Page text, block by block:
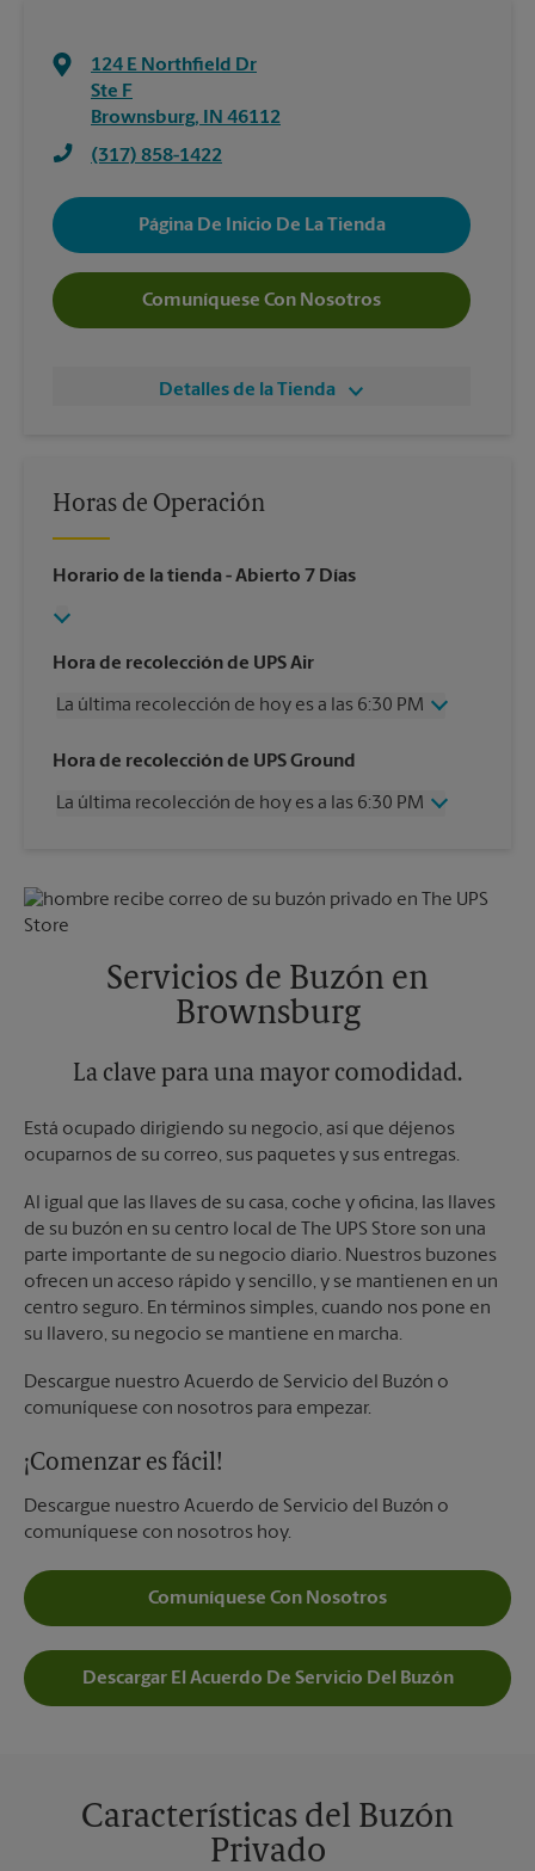
124 E Northfield Dr
Ste F
Brownsburg, IN 46112
(317) 858-1422
Página De Inicio De La Tienda
Comuníquese Con Nosotros
Detalles de la Tienda
Horas de Operación
Horario de la tienda - Abierto 7 Días
Hora de recolección de UPS Air
La última recolección de hoy es a las 6:30 PM
Miércoles
6:30 PM
Viernes
6:30 PM
Hora de recolección de UPS Ground
La última recolección de hoy es a las 6:30 PM
Viernes
6:30 PM
Sábado
6:30 PM
6:30 PM
Servicios de Buzón en
Brownsburg
La clave para una mayor comodidad.
Está ocupado dirigiendo su negocio, así que déjenos
ocuparnos de su correo, sus paquetes y sus entregas.
Al igual que las llaves de su casa, coche y oficina, las llaves
de su buzón en su centro local de The UPS Store son una
parte importante de su negocio diario. Nuestros buzones
ofrecen un acceso rápido y sencillo, y se mantienen en un
centro seguro. En términos simples, cuando nos pone en
su llavero, su negocio se mantiene en marcha.
Descargue nuestro Acuerdo de Servicio del Buzón o
comuníquese con nosotros para empezar.
¡Comenzar es fácil!
Descargue nuestro Acuerdo de Servicio del Buzón o
comuníquese con nosotros hoy.
Comuníquese Con Nosotros
Descargar El Acuerdo De Servicio Del Buzón
Características del Buzón
Privado